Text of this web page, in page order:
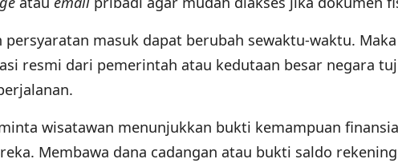
persyaratan masuk dapat berubah sewaktu-waktu.
resmi dari pemerintah atau kedutaan besar negara
wisatawan menunjukkan bukti kemampuan
Membawa dana cadangan atau bukti saldo